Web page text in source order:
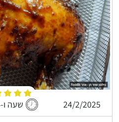
24/2/2025 שעה ו-15 דקות